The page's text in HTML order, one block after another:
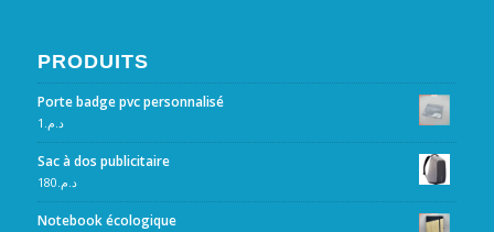
PRODUITS
Porte badge pvc personnalisé
د.م. 1
Sac à dos publicitaire
د.م.180
Notebook écologique